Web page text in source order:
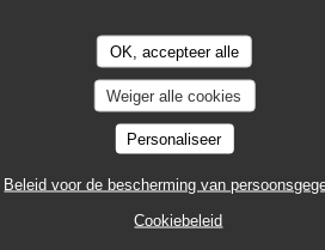
OK, accepteer alle
Weiger alle cookies
Personaliseer
Beleid voor de bescherming van
Cookiebeleid